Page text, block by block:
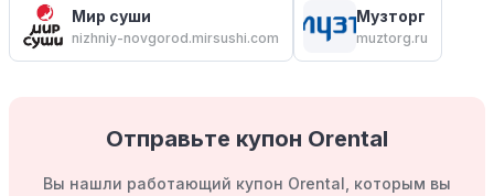
Мир суши
nizhniy-novgorod.mirsushi.com
Музторг
muztorg.ru
Отправьте купон Orental
Вы нашли работающий купон Orental, которым вы